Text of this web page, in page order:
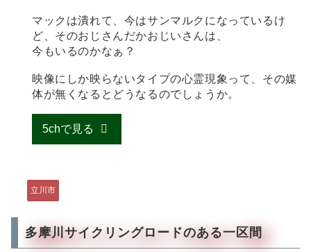
マックは潰れて、今はサンマルクになっているけ
ど、そのおじさんだかおじいさんは、
今もいるのかなぁ？
映像にしか映らないタイプの心霊現象って、その媒
体が無くなるとどうなるのでしょうか。
5chで見る
立川市
多摩川サイクリングロードのある一区間